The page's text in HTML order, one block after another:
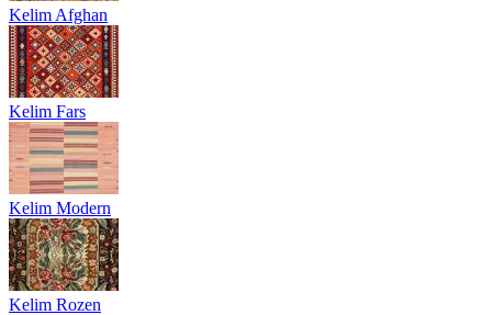
Kelim Afghan
Kelim Fars
Kelim Modern
Kelim Rozen